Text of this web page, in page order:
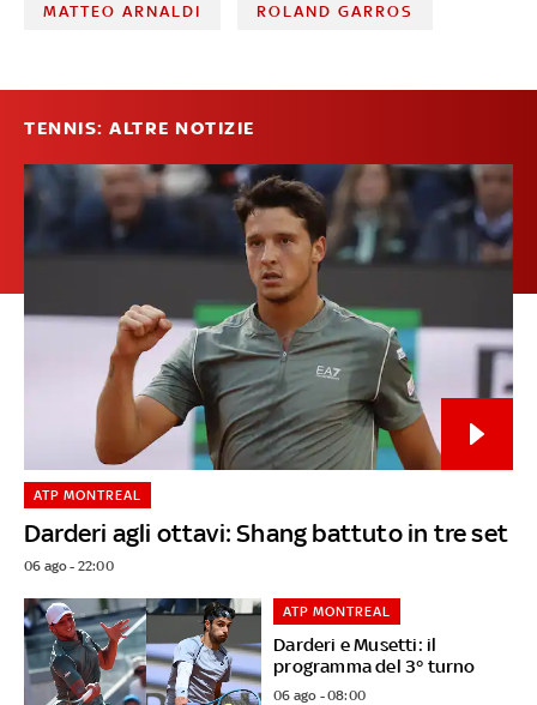
MATTEO ARNALDI ROLAND GARROS
TENNIS: ALTRE NOTIZIE
Darderi agli ottavi: Shang battuto in tre set
ATP MONTREAL
06 ago - 22:00
Darderi e Musetti: il
programma del 3° turno
ATP MONTREAL
06 ago - 08:00